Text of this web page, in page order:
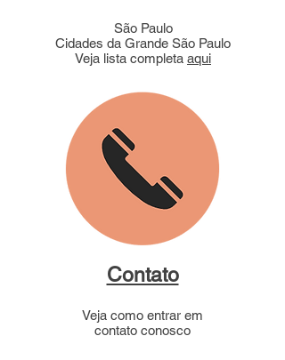
São Paulo
Cidades da Grande São Paulo
Veja lista completa aqui
Contato
Veja como entrar em
contato conosco